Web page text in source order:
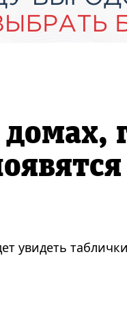
увидеть